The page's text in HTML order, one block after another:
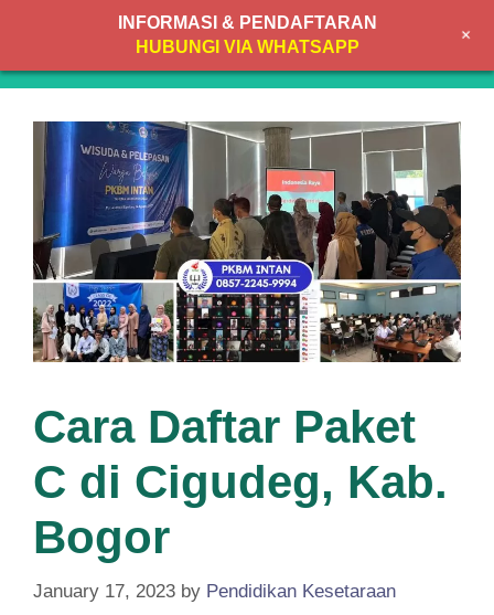
content
Cara Daftar Paket
C di Cigudeg, Kab.
Bogor
January 17, 2023 by Pendidikan Kesetaraan
INFORMASI & PENDAFTARAN
HUBUNGI VIA WHATSAPP
+